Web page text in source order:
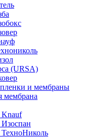
(URSA)
и мембраны
мембрана
Knauf